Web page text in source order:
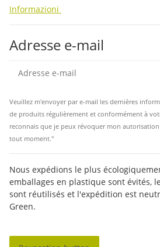
Informazioni
Adresse e-mail
Veuillez m'envoyer par e-mail les dernières
de produits régulièrement et conformément à
reconnais que je peux révoquer mon
tout moment."
Nous expédions le plus
emballages en plastique sont évités,
sont réutilisés et l'expédition est
Green.